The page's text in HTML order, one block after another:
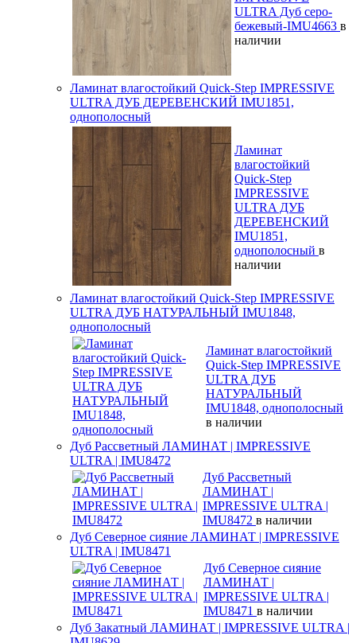
ULTRA Дуб серо-
бежевый-IMU4663 в
наличии
Ламинат влагостойкий Quick-Step IMPRESSIVE
ULTRA ДУБ ДЕРЕВЕНСКИЙ IMU1851,
однополосный
Ламинат
влагостойкий
Quick-Step
IMPRESSIVE
ULTRA ДУБ
ДЕРЕВЕНСКИЙ
IMU1851,
однополосный в
наличии
Ламинат влагостойкий Quick-Step IMPRESSIVE
ULTRA ДУБ НАТУРАЛЬНЫЙ IMU1848,
однополосный
Ламинат влагостойкий
Quick-Step IMPRESSIVE
ULTRA ДУБ
НАТУРАЛЬНЫЙ
IMU1848, однополосный
в наличии
Дуб Рассветный ЛАМИНАТ | IMPRESSIVE
ULTRA | IMU8472
Дуб Рассветный
ЛАМИНАТ |
IMPRESSIVE ULTRA |
IMU8472 в наличии
Дуб Северное сияние ЛАМИНАТ | IMPRESSIVE
ULTRA | IMU8471
Дуб Северное сияние
ЛАМИНАТ |
IMPRESSIVE ULTRA |
IMU8471 в наличии
Дуб Закатный ЛАМИНАТ | IMPRESSIVE ULTRA |